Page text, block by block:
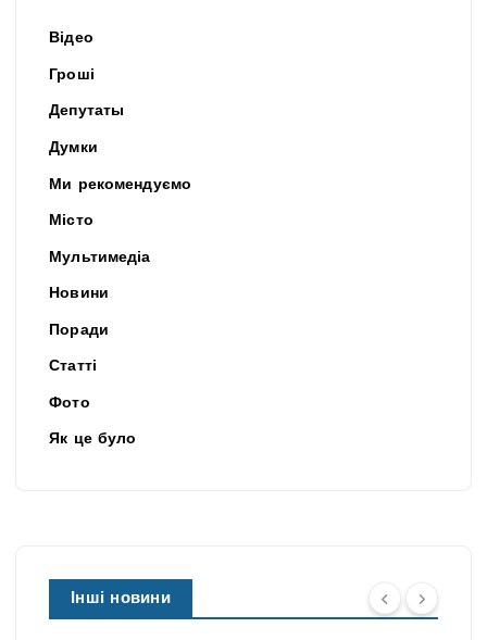
Відео
Гроші
Депутаты
Думки
Ми рекомендуємо
Місто
Мультимедіа
Новини
Поради
Статті
Фото
Як це було
Інші новини